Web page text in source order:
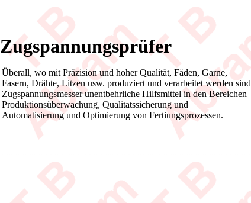
Zugspannungsprüfer
Überall, wo mit Präzision und hoher Qualität, Fäden, Garne,
Fasern, Drähte, Litzen usw. produziert und verarbeitet werden sind
Zugspannungsmesser unentbehrliche Hilfsmittel in den Bereichen
Produktionsüberwachung, Qualitatssicherung und
Automatisierung und Optimierung von Fertiungsprozessen.